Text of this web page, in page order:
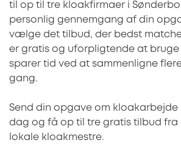
til op til tre kloakfirmaer i
personlig gennemgang af din
vælge det tilbud, der bedst
er gratis og uforpligtende at bruge
sparer tid ved at sammenligne
gang.
Send din opgave om kloakarbejde
dag og få op til tre gratis tilbud fra
lokale kloakmestre.